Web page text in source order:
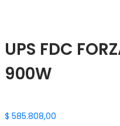
UPS FDC
900W
$ 585.808,00